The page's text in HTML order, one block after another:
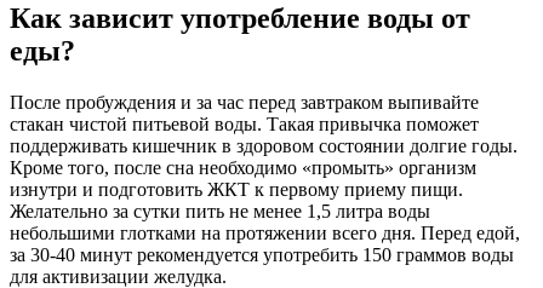
Как зависит употребление воды от
еды?
После пробуждения и за час перед завтраком выпивайте
стакан чистой питьевой воды. Такая привычка поможет
поддерживать кишечник в здоровом состоянии долгие годы.
Кроме того, после сна необходимо «промыть» организм
изнутри и подготовить ЖКТ к первому приему пищи.
Желательно за сутки пить не менее 1,5 литра воды
небольшими глотками на протяжении всего дня. Перед едой,
за 30-40 минут рекомендуется употребить 150 граммов воды
для активизации желудка.